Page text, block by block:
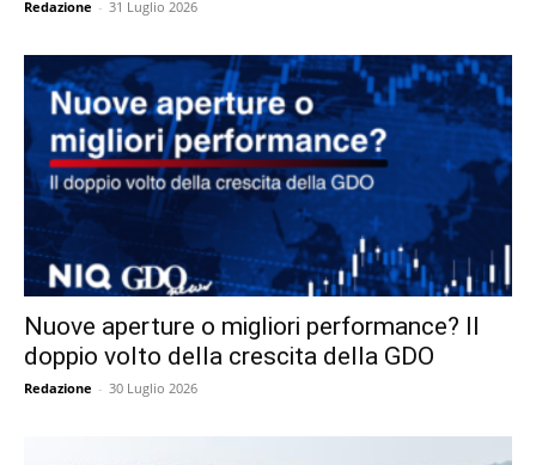
Redazione - 31 Luglio 2026
Nuove aperture o migliori performance? Il
doppio volto della crescita della GDO
Redazione - 30 Luglio 2026